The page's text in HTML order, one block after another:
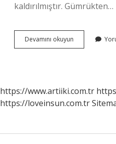
kaldırılmıştır. Gümrükten…
Devamını okuyun Gümrük
Limiti
https://www.artiiki.com.tr
https://loveinsun.com.tr